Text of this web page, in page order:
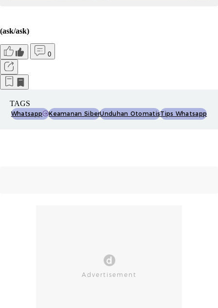
(ask/ask)
0
TAGS
Whatsapp Keamanan SiberUnduhan OtomatisTips Whatsapp